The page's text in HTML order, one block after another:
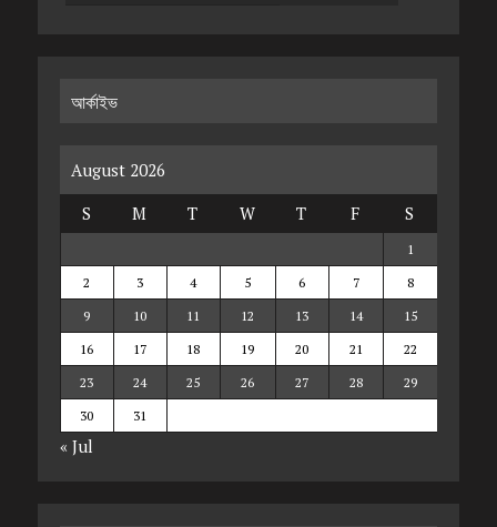
আর্কাইভ
August 2026
S
M T W T F S
1
2
3 4 5 6 7
8
9
10 11 12 13 14
15
16
17 18 19 20 21
22
23
24 25 26 27 28
29
30
31
« Jul